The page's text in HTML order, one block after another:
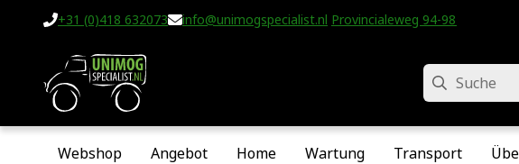
+31 (0)418 632073 info@unimogspecialist.nl Provincialeweg 94-98 •
Suche
Webshop Angebot Home Wartung Transport